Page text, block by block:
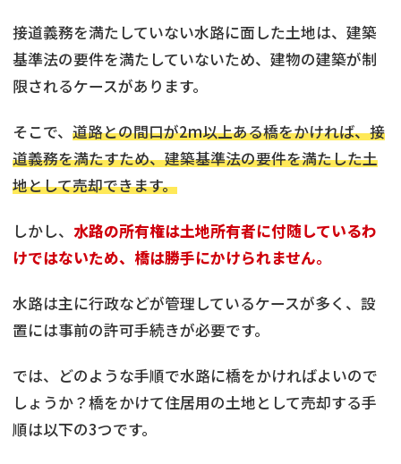
接道義務を満たしていない水路に面した土地は、建築
基準法の要件を満たしていないため、建物の建築が制
限されるケースがあります。
そこで、 道路との間口が2m以上ある橋をかければ、接
道義務を満たすため、建築基準法の要件を満たした土
地として売却できます。
しかし、 水路の所有権は土地所有者に付随しているわ
けではないため、橋は勝手にかけられません。
水路は主に行政などが管理しているケースが多く、設
置には事前の許可手続きが必要です。
では、どのような手順で水路に橋をかければよいので
しょうか？橋をかけて住居用の土地として売却する手
順は以下の3つです。